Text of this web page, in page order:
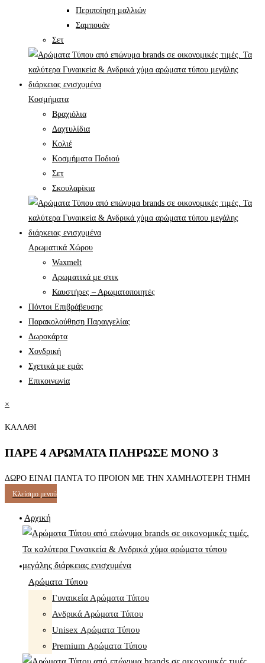
Περιποίηση μαλλιών
Σαμπουάν
Σετ
Κοσμήματα
Βραχιόλια
Δαχτυλίδια
Κολιέ
Κοσμήματα Ποδιού
Σετ
Σκουλαρίκια
Αρωματικά Χώρου
Waxmelt
Αρωματικά με στικ
Καυστήρες – Αρωματοποιητές
Πόντοι Επιβράβευσης
Παρακολούθηση Παραγγελίας
Δωροκάρτα
Χονδρική
Σχετικά με εμάς
Επικοινωνία
×
ΚΑΛΑΘΙ
ΠΑΡΕ 4 ΑΡΩΜΑΤΑ ΠΛΗΡΩΣΕ ΜΟΝΟ 3
ΔΩΡΟ ΕΙΝΑΙ ΠΑΝΤΑ ΤΟ ΠΡΟΙΟΝ ΜΕ ΤΗΝ ΧΑΜΗΛΟΤΕΡΗ ΤΗΜΗ
Κλείσιμο μενού
Αρχική
Αρώματα Τύπου
Γυναικεία Αρώματα Τύπου
Ανδρικά Αρώματα Τύπου
Unisex Αρώματα Τύπου
Premium Αρώματα Τύπου